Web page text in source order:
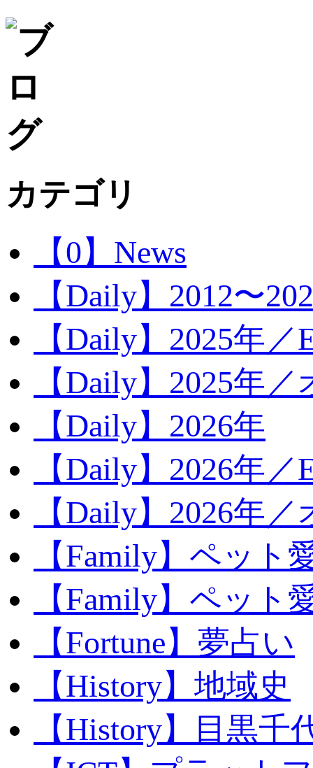
カテゴリ
【0】News
【Daily】2012〜
【Daily】2025年／
【Daily】2025年
【Daily】2026年
【Daily】2026年／
【Daily】2026年
【Family】ペット
【Family】ペット
【Fortune】夢占い
【History】地域史
【History】目黒千